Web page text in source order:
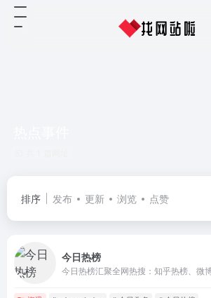
排序 发布 更新 浏览 点赞
今日热榜